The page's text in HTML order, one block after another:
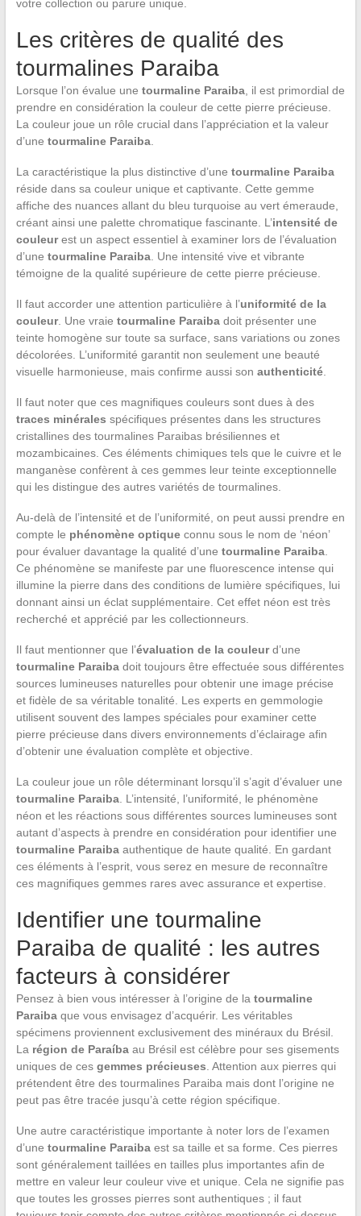
votre collection ou parure unique.
Les critères de qualité des
tourmalines Paraiba
Lorsque l’on évalue une tourmaline Paraiba, il est primordial de
prendre en considération la couleur de cette pierre précieuse.
La couleur joue un rôle crucial dans l’appréciation et la valeur
d’une tourmaline Paraiba.
La caractéristique la plus distinctive d’une tourmaline Paraiba
réside dans sa couleur unique et captivante. Cette gemme
affiche des nuances allant du bleu turquoise au vert émeraude,
créant ainsi une palette chromatique fascinante. L’intensité de
couleurest un aspect essentiel à examiner lors de l’évaluation
d’une tourmaline Paraiba. Une intensité vive et vibrante
témoigne de la qualité supérieure de cette pierre précieuse.
Il faut accorder une attention particulière à l’uniformité de la
couleur. Une vraie tourmaline Paraibadoit présenter une
teinte homogène sur toute sa surface, sans variations ou zones
décolorées. L’uniformité garantit non seulement une beauté
visuelle harmonieuse, mais confirme aussi son authenticité.
Il faut noter que ces magnifiques couleurs sont dues à des
traces minérales spécifiques présentes dans les structures
cristallines des tourmalines Paraibas brésiliennes et
mozambicaines. Ces éléments chimiques tels que le cuivre et le
manganèse confèrent à ces gemmes leur teinte exceptionnelle
qui les distingue des autres variétés de tourmalines.
Au-delà de l’intensité et de l’uniformité, on peut aussi prendre en
compte le phénomène optiqueconnu sous le nom de ‘néon’
pour évaluer davantage la qualité d’une tourmaline Paraiba.
Ce phénomène se manifeste par une fluorescence intense qui
illumine la pierre dans des conditions de lumière spécifiques, lui
donnant ainsi un éclat supplémentaire. Cet effet néon est très
recherché et apprécié par les collectionneurs.
Il faut mentionner que l’évaluation de la couleurd’une
tourmaline Paraibadoit toujours être effectuée sous différentes
sources lumineuses naturelles pour obtenir une image précise
et fidèle de sa véritable tonalité. Les experts en gemmologie
utilisent souvent des lampes spéciales pour examiner cette
pierre précieuse dans divers environnements d’éclairage afin
d’obtenir une évaluation complète et objective.
La couleur joue un rôle déterminant lorsqu’il s’agit d’évaluer une
tourmaline Paraiba. L’intensité, l’uniformité, le phénomène
néon et les réactions sous différentes sources lumineuses sont
autant d’aspects à prendre en considération pour identifier une
tourmaline Paraibaauthentique de haute qualité. En gardant
ces éléments à l’esprit, vous serez en mesure de reconnaître
ces magnifiques gemmes rares avec assurance et expertise.
Identifier une tourmaline
Paraiba de qualité : les autres
facteurs à considérer
Pensez à bien vous intéresser à l’origine de la tourmaline
Paraibaque vous envisagez d’acquérir. Les véritables
spécimens proviennent exclusivement des minéraux du Brésil.
La région de Paraíbaau Brésil est célèbre pour ses gisements
uniques de ces gemmes précieuses . Attention aux pierres qui
prétendent être des tourmalines Paraiba mais dont l’origine ne
peut pas être tracée jusqu’à cette région spécifique.
Une autre caractéristique importante à noter lors de l’examen
d’une tourmaline Paraibaest sa taille et sa forme. Ces pierres
sont généralement taillées en tailles plus importantes afin de
mettre en valeur leur couleur vive et unique. Cela ne signifie pas
que toutes les grosses pierres sont authentiques ; il faut